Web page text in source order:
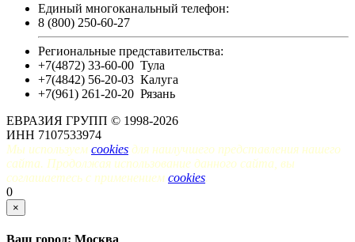
Единый многоканальный телефон:
8 (800) 250-60-27
Региональные представительства:
+7(4872) 33-60-00 Тула
+7(4842) 56-20-03 Калуга
+7(961) 261-20-20 Рязань
ЕВРАЗИЯ ГРУПП © 1998-2026
ИНН 7107533974
Мы используем cookies для наилучшего представления нашего
сайта. Продолжая использование данного сайта, вы
соглашаетесь с применением cookies.
0
×